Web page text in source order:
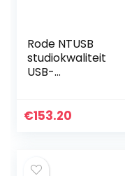
Rode NTUSB
studiokwaliteit
USB-
tafelstatief en
€153.20